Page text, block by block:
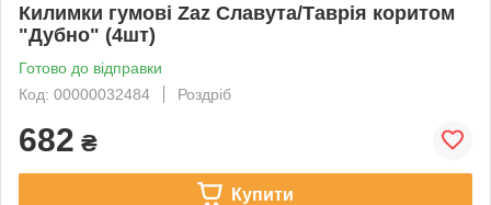
Килимки гумові Zaz Славута/Таврія коритом
"Дубно" (4шт)
Готово до відправки
Код: 00000032484
Роздріб
682 ₴
Купити